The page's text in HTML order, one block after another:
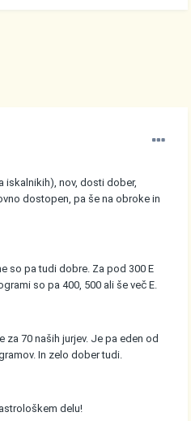
iskalnikih), nov, dosti dober,
dostopen, pa še na obroke in
so pa tudi dobre. Za pod 300 E
so pa 400, 500 ali še več E.
70 naših jurjev. Je pa eden od
In zelo dober tudi.
delu!